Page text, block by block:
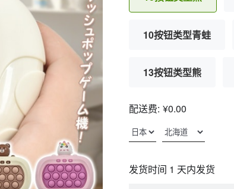
10按钮类型青蛙
13按钮类型熊
配送费: ¥0.00
发货时间 1 天内发货